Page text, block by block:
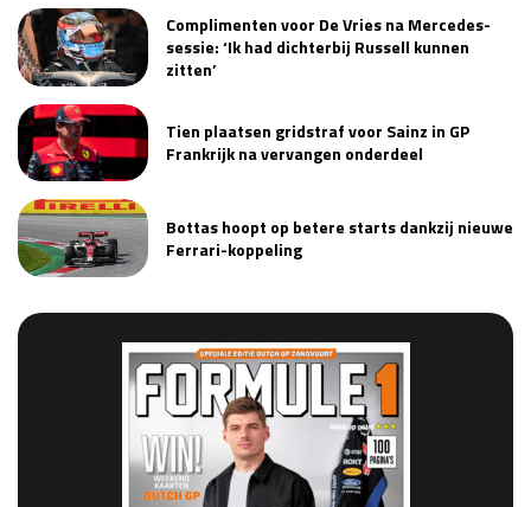
Complimenten voor De Vries na Mercedes-
sessie: ‘Ik had dichterbij Russell kunnen
zitten’
Tien plaatsen gridstraf voor Sainz in GP
Frankrijk na vervangen onderdeel
Bottas hoopt op betere starts dankzij nieuwe
Ferrari-koppeling